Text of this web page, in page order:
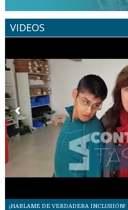
VIDEOS
¡HABLAME DE VERDADERA INCLUSIÓN!